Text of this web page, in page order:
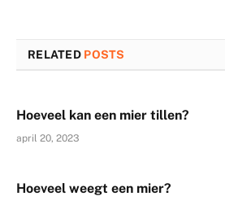
RELATED POSTS
Hoeveel kan een mier tillen?
april 20, 2023
Hoeveel weegt een mier?